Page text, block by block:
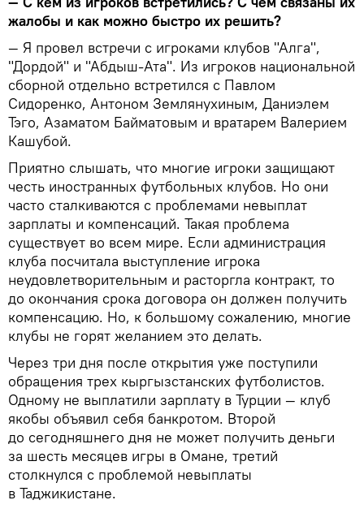
жалобы и как можно быстро их решить?
— Я провел встречи с игроками клубов "Алга",
"Дордой" и "Абдыш-Ата". Из игроков национальной
сборной отдельно встретился с Павлом
Сидоренко, Антоном Землянухиным, Даниэлем
Тэго, Азаматом Байматовым и вратарем Валерием
Кашубой.
Приятно слышать, что многие игроки защищают
честь иностранных футбольных клубов. Но они
часто сталкиваются с проблемами невыплат
зарплаты и компенсаций. Такая проблема
существует во всем мире. Если администрация
клуба посчитала выступление игрока
неудовлетворительным и расторгла контракт, то
до окончания срока договора он должен получить
компенсацию. Но, к большому сожалению, многие
клубы не горят желанием это делать.
Через три дня после открытия уже поступили
обращения трех кыргызстанских футболистов.
Одному не выплатили зарплату в Турции — клуб
якобы объявил себя банкротом. Второй
до сегодняшнего дня не может получить деньги
за шесть месяцев игры в Омане, третий
столкнулся с проблемой невыплаты
в Таджикистане.